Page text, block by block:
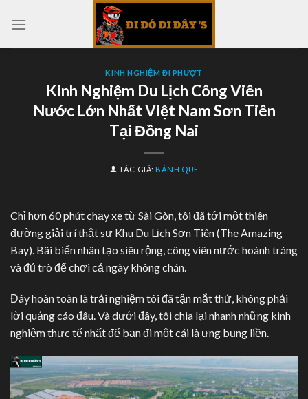
KINH NGHIỆM ĐI PHƯỢT
Kinh Nghiệm Du Lịch Công Viên
Nước Lớn Nhất Việt Nam Sơn Tiên
Tại Đồng Nai
TÁC GIẢ:BÁNH QUE
Chỉ hơn 60 phút chạy xe từ Sài Gòn, tôi đã tới một thiên
đường giải trí thật sự Khu Du Lịch Sơn Tiên (The Amazing
Bay). Bãi biển nhân tạo siêu rộng, công viên nước hoành tráng
và đủ trò để chơi cả ngày không chán.
Đây hoàn toàn là trải nghiệm tôi đã tận mắt thử, không phải
lời quảng cáo đâu. Và dưới đây, tôi chia lại nhanh những kinh
nghiệm thực tế nhất để bạn đi một cái là ưng bụng liền.